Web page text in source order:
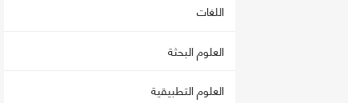
اللغات
العلوم البحثة
العلوم التطبيقية